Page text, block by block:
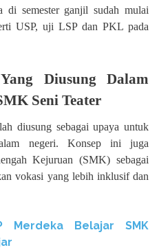
di semester ganjil sudah mulai
USP, uji LSP dan PKL pada
Diusung Dalam
Seni Teater
diusung sebagai upaya untuk
negeri. Konsep ini juga
Kejuruan (SMK) sebagai
vokasi yang lebih inklusif dan
Merdeka Belajar SMK